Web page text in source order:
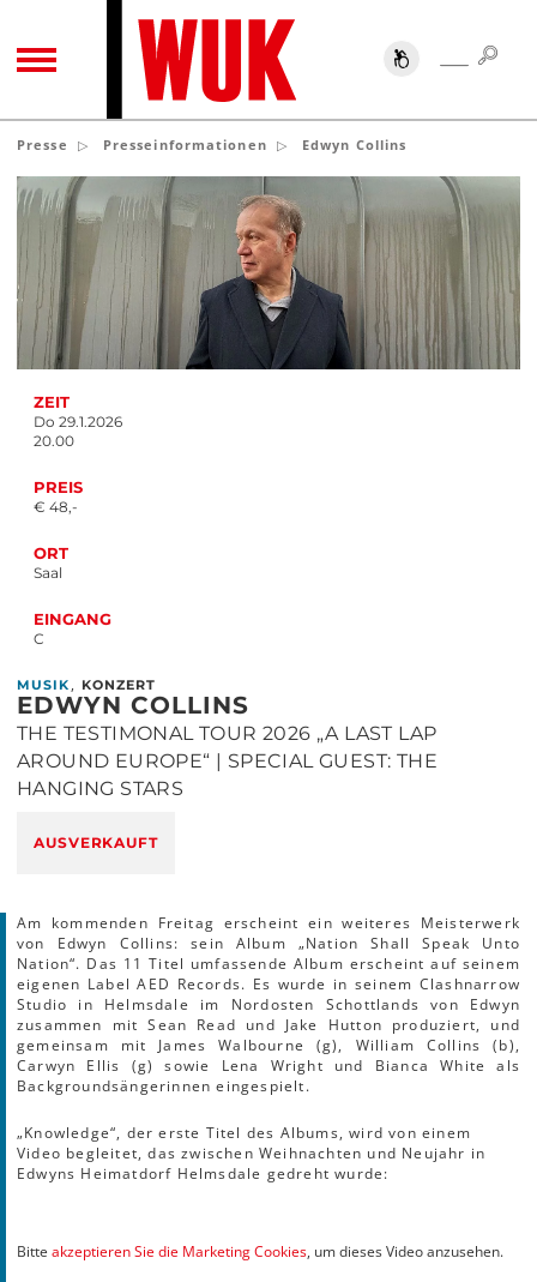
TOGGLE NAVIGATION SUCHE
Presse Presseinformationen Edwyn Collins
ZEIT
Do 29.1.2026
20.00
PREIS
€ 48,-
ORT
Saal
EINGANG
C
MUSIK , KONZERT
EDWYN COLLINS
THE TESTIMONAL TOUR 2026 „A LAST LAP
AROUND EUROPE“ | SPECIAL GUEST: THE
HANGING STARS
AUSVERKAUFT
Am kommenden Freitag erscheint ein weiteres Meisterwerk
von Edwyn Collins: sein Album „Nation Shall Speak Unto
Nation“. Das 11 Titel umfassende Album erscheint auf seinem
eigenen Label AED Records. Es wurde in seinem Clashnarrow
Studio in Helmsdale im Nordosten Schottlands von Edwyn
zusammen mit Sean Read und Jake Hutton produziert, und
gemeinsam mit James Walbourne (g), William Collins (b),
Carwyn Ellis (g) sowie Lena Wright und Bianca White als
Backgroundsängerinnen eingespielt.
„Knowledge“, der erste Titel des Albums, wird von einem
Video begleitet, das zwischen Weihnachten und Neujahr in
Edwyns Heimatdorf Helmsdale gedreht wurde:
Bitte akzeptieren Sie die Marketing Cookies, um dieses Video anzusehen.